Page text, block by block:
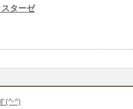
ターゼ
(^-^)